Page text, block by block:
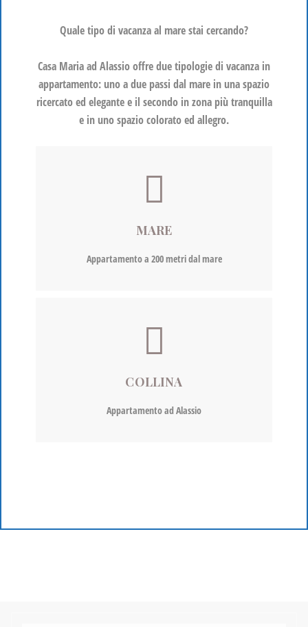
Quale tipo di vacanza al mare stai cercando?
Casa Maria ad Alassio offre due tipologie di vacanza in
appartamento: uno a due passi dal mare in una spazio
ricercato ed elegante e il secondo in zona più tranquilla
e in uno spazio colorato ed allegro.
MARE
Appartamento a 200 metri dal mare
COLLINA
Appartamento ad Alassio